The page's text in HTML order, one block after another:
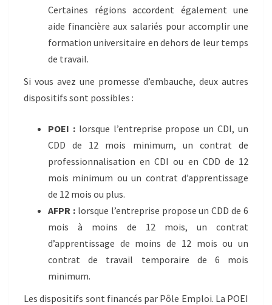
Certaines régions accordent également une
aide financière aux salariés pour accomplir une
formation universitaire en dehors de leur temps
de travail.
Si vous avez une promesse d’embauche, deux autres
dispositifs sont possibles :
POEI :lorsque l’entreprise propose un CDI, un
CDD de 12 mois minimum, un contrat de
professionnalisation en CDI ou en CDD de 12
mois minimum ou un contrat d’apprentissage
de 12 mois ou plus.
AFPR :lorsque l’entreprise propose un CDD de 6
mois à moins de 12 mois, un contrat
d’apprentissage de moins de 12 mois ou un
contrat de travail temporaire de 6 mois
minimum.
Les dispositifs sont financés par Pôle Emploi. La POEI